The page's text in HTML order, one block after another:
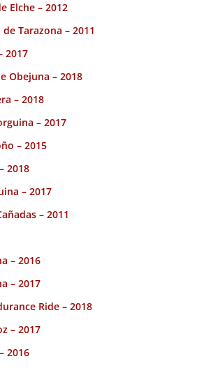
Elche – 2012
Tarazona – 2011
2017
Obejuna – 2018
– 2018
– 2017
– 2015
2018
– 2017
– 2011
– 2016
– 2017
Ride – 2018
– 2017
2016